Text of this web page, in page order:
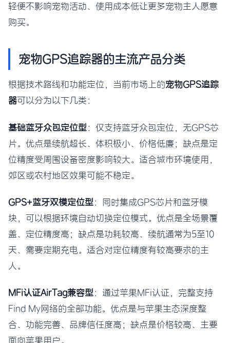
轻便不影响宠物活动、使用成本低让更多宠物主人愿意
购买。
宠物GPS追踪器的主流产品分类
根据技术路线和功能定位，当前市场上的宠物GPS追踪
器可以分为以下几类：
基础蓝牙众包定位型：仅支持蓝牙众包定位，无GPS芯
片。优点是续航超长、体积极小、价格低廉；缺点是定
位精度受周围设备密度影响较大。适合城市环境使用，
郊区或农村地区效果可能不稳定。
GPS+蓝牙双模定位型：同时集成GPS芯片和蓝牙模
块，可以根据环境自动切换定位模式。优点是全场景覆
盖、定位精度高；缺点是功耗较高、续航通常为5至10
天、需要定期充电。适合对定位精度有较高要求的主
人。
MFi认证AirTag兼容型：通过苹果MFi认证，完整支持
Find My网络的全部功能。优点是与苹果生态深度整
合、功能完善、品牌信任度高；缺点是价格较高、主要
面向苹果用户。